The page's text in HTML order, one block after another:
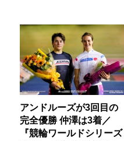
アンドルーズが3回目の
完全優勝 仲澤は3着／
『競輪ワールドシリーズ